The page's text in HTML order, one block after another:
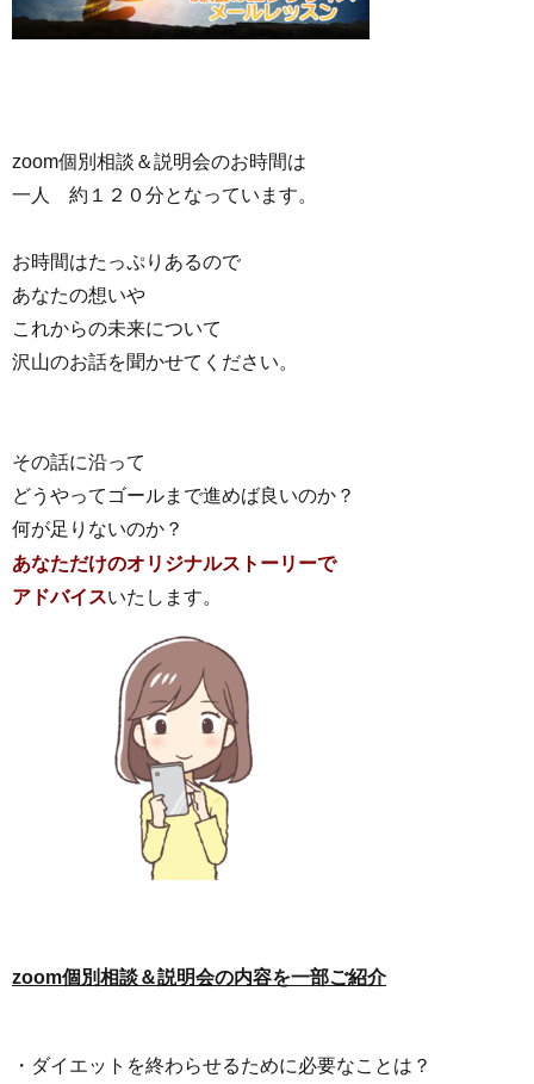
zoom個別相談＆説明会のお時間は
一人 約１２０分となっています。
お時間はたっぷりあるので
あなたの想いや
これからの未来について
沢山のお話を聞かせてください。
その話に沿って
どうやってゴールまで進めば良いのか？
何が足りないのか？
あなただけのオリジナルストーリーで
アドバイスいたします。
zoom個別相談＆説明会の内容を一部ご紹介
・ダイエットを終わらせるために必要なことは？